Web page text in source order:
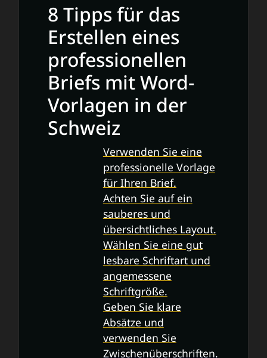
8 Tipps für das
Erstellen eines
professionellen
Briefs mit Word-
Vorlagen in der
Schweiz
Verwenden Sie eine
professionelle Vorlage
für Ihren Brief.
Achten Sie auf ein
sauberes und
übersichtliches Layout.
Wählen Sie eine gut
lesbare Schriftart und
angemessene
Schriftgröße.
Geben Sie klare
Absätze und
verwenden Sie
Zwischenüberschriften.